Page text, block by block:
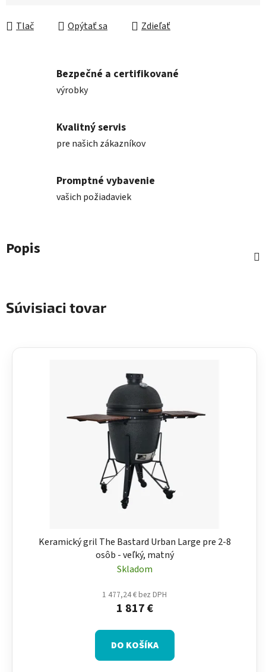
Tlač Opýtať sa Zdieľať
Bezpečné a certifikované
výrobky
Kvalitný servis
pre našich zákazníkov
Promptné vybavenie
vašich požiadaviek
Popis
Súvisiaci tovar
Keramický gril The Bastard Urban Large pre 2-8
osôb - veľký, matný
Skladom
1 477,24 € bez DPH
1 817 €
DO KOŠÍKA